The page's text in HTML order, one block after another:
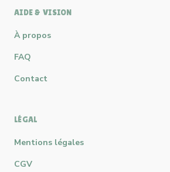
AIDE & VISION
À propos
FAQ
Contact
LÉGAL
Mentions légales
CGV